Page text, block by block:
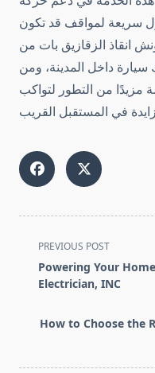
سريعة لمواقف قد تكون
انقاذ الزقازيق بات من
داخل المدينة، ومن
مزيدًا من التطور لتواكب
في المستقبل القريب
<span
class="nav-
subtitle
reader-
PREVIOUS POST
Powering Your
Electrician, INC
How to Choose the